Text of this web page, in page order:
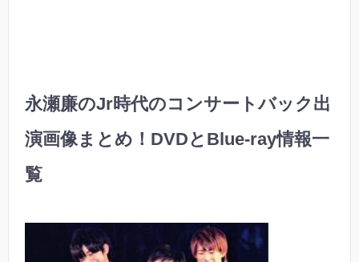
永瀬廉のJr時代のコンサートバック出
演画像まとめ！DVDとBlue-ray情報一
覧